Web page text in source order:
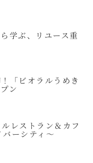
学ぶ、リユース重
「ビオラルうめき
ン
レストラン＆カフ
ーシティ～